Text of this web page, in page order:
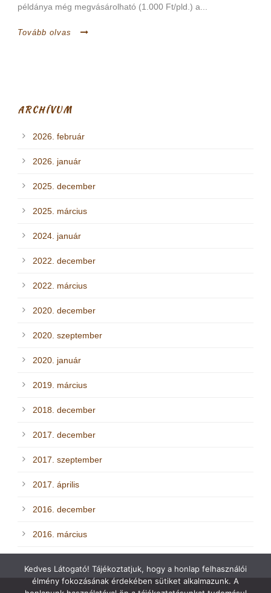
példánya még megvásárolható (1.000 Ft/pld.) a...
Tovább olvas
ARCHÍVUM
2026. február
2026. január
2025. december
2025. március
2024. január
2022. december
2022. március
2020. december
2020. szeptember
2020. január
2019. március
2018. december
2017. december
2017. szeptember
2017. április
2016. december
2016. március
Kedves Látogató! Tájékoztatjuk, hogy a honlap felhasználói
élmény fokozásának érdekében sütiket alkalmazunk. A